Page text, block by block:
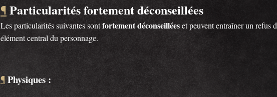
¶ Particularités fortement déconseillées
Les particularités suivantes sontfortement déconseilléeset peuvent entraîner un refus
élément central du personnage.
¶ Physiques :